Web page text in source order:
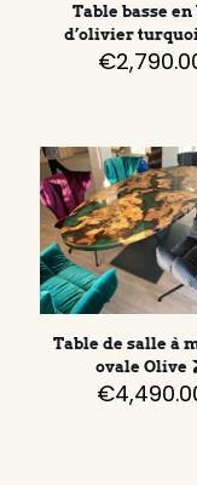
Table basse en
d’olivier
€
Table de salle à
ovale Olive
€